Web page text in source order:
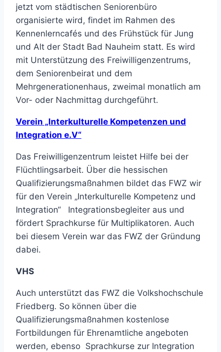
jetzt vom städtischen Seniorenbüro
organisierte wird, findet im Rahmen des
Kennenlerncafés und des Frühstück für Jung
und Alt der Stadt Bad Nauheim statt. Es wird
mit Unterstützung des Freiwilligenzentrums,
dem Seniorenbeirat und dem
Mehrgenerationenhaus, zweimal monatlich am
Vor- oder Nachmittag durchgeführt.
Verein „Interkulturelle Kompetenzen und
Integration e.V“
Das Freiwilligenzentrum leistet Hilfe bei der
Flüchtlingsarbeit. Über die hessischen
Qualifizierungsmaßnahmen bildet das FWZ wir
für den Verein „Interkulturelle Kompetenz und
Integration“ Integrationsbegleiter aus und
fördert Sprachkurse für Multiplikatoren. Auch
bei diesem Verein war das FWZ der Gründung
dabei.
VHS
Auch unterstützt das FWZ die Volkshochschule
Friedberg. So können über die
Qualifizierungsmaßnahmen kostenlose
Fortbildungen für Ehrenamtliche angeboten
werden, ebenso Sprachkurse zur Integration